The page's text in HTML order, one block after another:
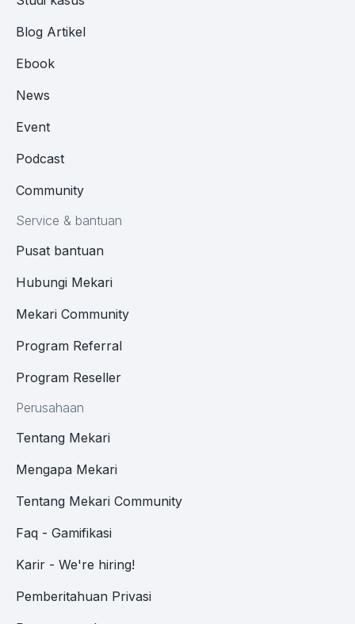
Blog Artikel
Ebook
News
Event
Podcast
Community
Service & bantuan
Pusat bantuan
Hubungi Mekari
Mekari Community
Program Referral
Program Reseller
Perusahaan
Tentang Mekari
Mengapa Mekari
Tentang Mekari Community
Faq - Gamifikasi
Karir - We're hiring!
Pemberitahuan Privasi